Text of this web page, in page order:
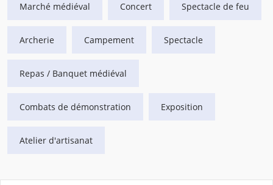
Marché médiéval Concert Spectacle de feu
Archerie Campement Spectacle
Repas / Banquet médiéval
Combats de démonstration Exposition
Atelier d'artisanat